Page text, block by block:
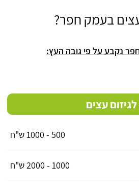
בעמק חפר?
נקבע על פי גובה העץ:
עצים
500 - 1000 ש"ח
1000 - 2000 ש"ח